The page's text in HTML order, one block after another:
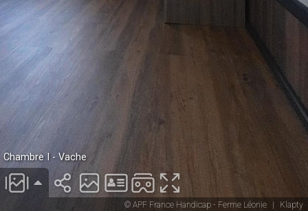
© APF France Handicap - Ferme Léonie | Klapty
Chambre I - Vache